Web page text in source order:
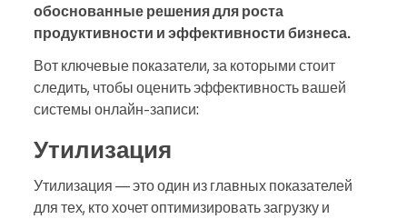
обоснованные решения для роста
продуктивности и эффективности бизнеса.
Вот ключевые показатели, за которыми стоит
следить, чтобы оценить эффективность вашей
системы онлайн-записи:
Утилизация
Утилизация — это один из главных показателей
для тех, кто хочет оптимизировать загрузку и